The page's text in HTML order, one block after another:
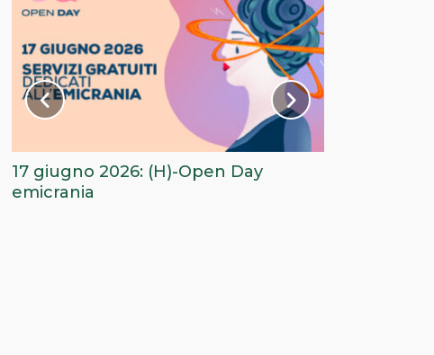
17 giugno 2026: (H)-Open Day
emicrania